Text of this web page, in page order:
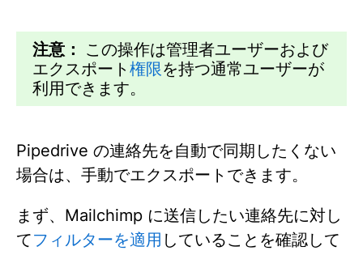
注意： この操作は管理者ユーザーおよび
エクスポート 権限を持つ通常ユーザーが
利用できます。
Pipedrive の連絡先を自動で同期したくない
場合は、手動でエクスポートできます。
まず、Mailchimp に送信したい連絡先に対し
てフィルターを適用 していることを確認して